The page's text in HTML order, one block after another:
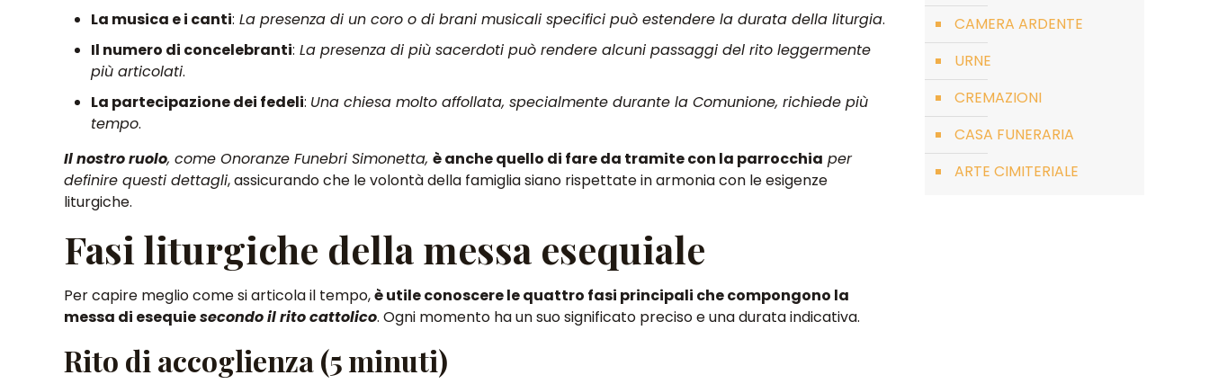
La musica e i canti: La presenza di un coro o di brani musicali specifici può estendere la durata della liturgia.
Il numero di concelebranti: La presenza di più sacerdoti può rendere alcuni passaggi del rito leggermente
più articolati.
La partecipazione dei fedeli: Una chiesa molto affollata, specialmente durante la Comunione, richiede più
tempo.
Il nostro ruolo, come Onoranze Funebri Simonetta,è anche quello di fare da tramite con la parrocchia per
definire questi dettagli, assicurando che le volontà della famiglia siano rispettate in armonia con le esigenze
liturgiche.
Fasi liturgiche della messa esequiale
Per capire meglio come si articola il tempo,è utile conoscere le quattro fasi principali che compongono la
messa di esequiesecondo il rito cattolico. Ogni momento ha un suo significato preciso e una durata indicativa.
Rito di accoglienza (5 minuti)
CAMERA ARDENTE
URNE
CREMAZIONI
CASA FUNERARIA
ARTE CIMITERIALE